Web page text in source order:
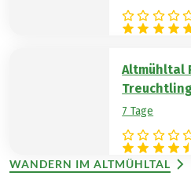
Altmühltal
7 Tage
WANDERN IM ALTMÜHLTAL